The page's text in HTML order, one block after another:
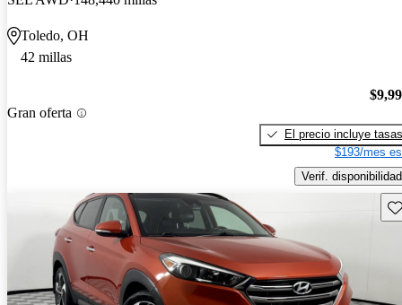
Toledo, OH
42 millas
Gran oferta
El precio incluye tasas
$193/mes
Verif. disponibilidad